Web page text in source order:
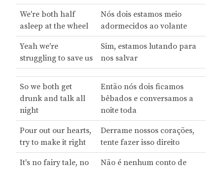
We're both half
asleep at the wheel
Nós dois estamos meio
adormecidos ao volante
Yeah we're
struggling to save us
Sim, estamos lutando para
nos salvar
So we both get
drunk and talk all
night
Então nós dois ficamos
bêbados e conversamos a
noite toda
Pour out our hearts,
try to make it right
Derrame nossos corações,
tente fazer isso direito
It's no fairy tale, no
Não é nenhum conto de